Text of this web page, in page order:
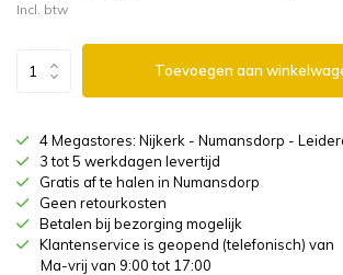
Incl. btw
Toevoegen aan
4 Megastores: Nijkerk - Numansdorp -
3 tot 5 werkdagen levertijd
Gratis af te halen in Numansdorp
Geen retourkosten
Betalen bij bezorging mogelijk
Klantenservice is geopend (telefonisch) van
Ma-vrij van 9:00 tot 17:00